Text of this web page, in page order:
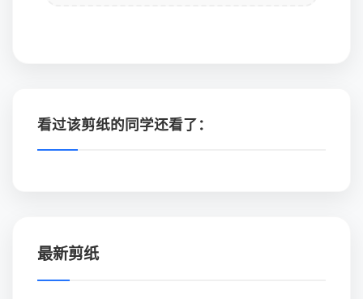
看过该剪纸的同学还看了：
最新剪纸